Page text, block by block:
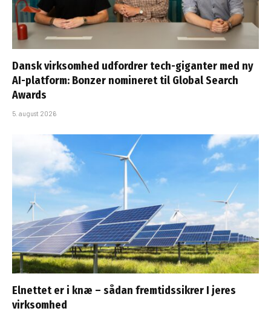
Dansk virksomhed udfordrer tech-giganter med ny
AI-platform: Bonzer nomineret til Global Search
Awards
5. august 2026
Elnettet er i knæ – sådan fremtidssikrer I jeres
virksomhed